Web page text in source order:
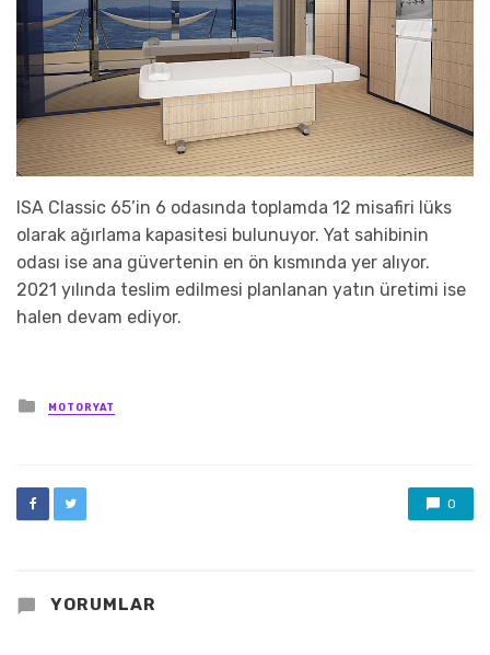
ISA Classic 65’in 6 odasında toplamda 12 misafiri lüks
olarak ağırlama kapasitesi bulunuyor. Yat sahibinin
odası ise ana güvertenin en ön kısmında yer alıyor.
2021 yılında teslim edilmesi planlanan yatın üretimi ise
halen devam ediyor.
Posted
in
MOTORYAT
0
YORUMLAR